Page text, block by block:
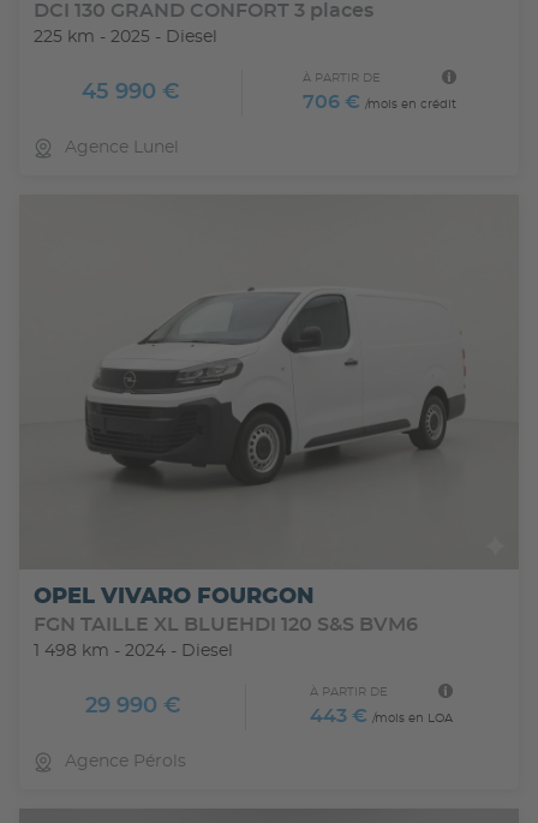
DCI 130 GRAND CONFORT 3 places
225 km - 2025 - Diesel
45 990 €
À PARTIR DE
706 € /mois en crédit
Agence Lunel
OPEL VIVARO FOURGON
FGN TAILLE XL BLUEHDI 120 S&S BVM6
1 498 km - 2024 - Diesel
29 990 €
À PARTIR DE
443 € /mois en LOA
Agence Pérols